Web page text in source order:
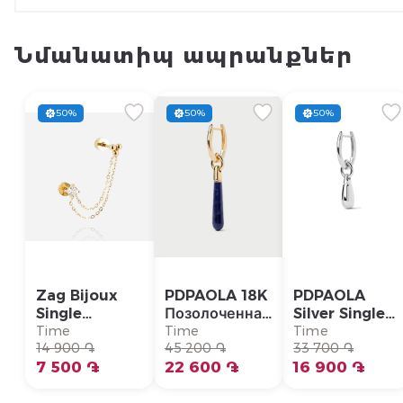
Նմանատիպ ապրանքներ
50%
Zag Bijoux
Single
Earring/
SLA22993-
01WHT
Time
14 900 ֏
7 500 ֏
50%
PDPAOLA 18K
Позолоченная
Серебряная
Моно-серьга/
PG01-336-U
Time
45 200 ֏
22 600 ֏
50%
PDPAOLA
Silver Single
Earring/
PG02-092-U
Time
33 700 ֏
16 900 ֏